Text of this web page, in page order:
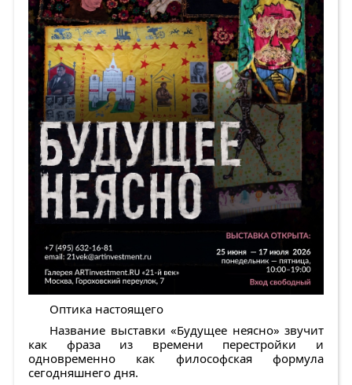
Оптика настоящего
Название выставки «Будущее неясно» звучит
как фраза из времени перестройки и
одновременно как философская формула
сегодняшнего дня.